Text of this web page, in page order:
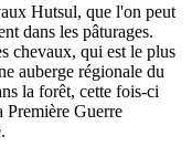
Hutsul, que l'on peut
dans les pâturages.
chevaux, qui est le plus
auberge régionale du
la forêt, cette fois-ci
Première Guerre